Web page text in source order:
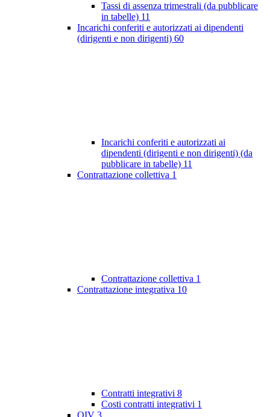
Tassi di assenza trimestrali (da pubblicare
in tabelle) 11
Incarichi conferiti e autorizzati ai dipendenti
(dirigenti e non dirigenti) 60
Incarichi conferiti e autorizzati ai
dipendenti (dirigenti e non dirigenti) (da
pubblicare in tabelle) 11
Contrattazione collettiva 1
Contrattazione collettiva 1
Contrattazione integrativa 10
Contratti integrativi 8
Costi contratti integrativi 1